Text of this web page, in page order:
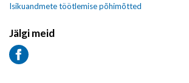
Isikuandmete töötlemise põhimõtted
Jälgi meid